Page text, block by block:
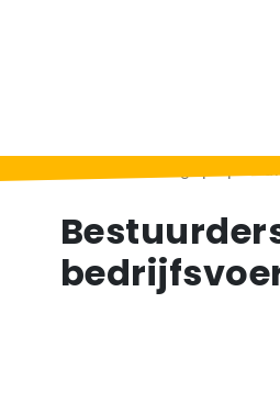
Bestuurders en data: grip op